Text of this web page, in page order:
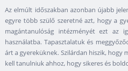
Az elmúlt időszakban azonban újabb
egyre több szülő szeretné azt, hogy a
magántanulóság intézményét ezt az
használatba. Tapasztalatuk és
árt a gyereküknek. Szilárdan hiszik, hogy
kell tanulniuk ahhoz, hogy sikeres és